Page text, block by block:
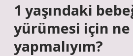
1 yaşındaki
yürümesi için ne
yapmalıyım?